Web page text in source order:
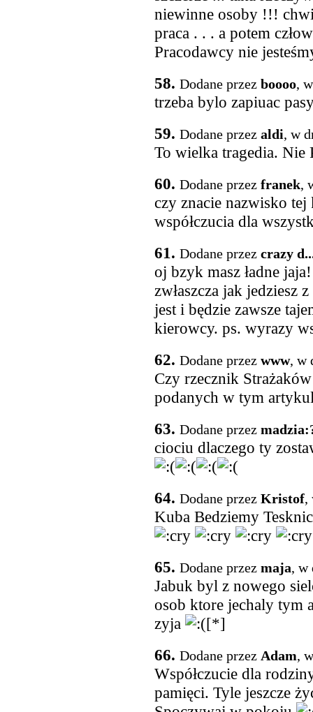
niewinne osoby !!!
praca . . . a potem
Pracodawcy nie
58. Dodane przez boooo,
trzeba bylo zapiuac
59. Dodane przez aldi, w
To wielka tragedia. Nie
60. Dodane przez franek,
czy znacie nazwisko
współczucia dla
61. Dodane przez crazy
oj bzyk masz ładne
zwłaszcza jak jedziesz
jest i będzie zawsze
kierowcy. ps. wyrazy
62. Dodane przez www, w
Czy rzecznik
podanych w tym
63. Dodane przez
ciociu dlaczego ty
64. Dodane przez Kristof,
Kuba Bedziemy
65. Dodane przez maja, w
Jabuk byl z nowego
osob ktore jechaly tym
zyja
[*]
66. Dodane przez Adam,
Współczucie dla
pamięci. Tyle jeszcze